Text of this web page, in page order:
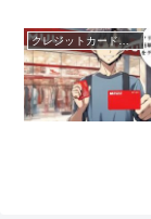
クレジットカードのスペック